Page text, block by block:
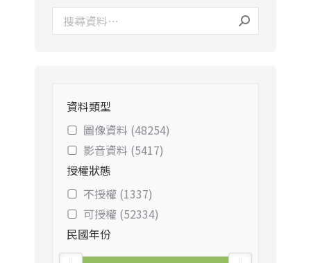
資料類型
圖像資料 (48254)
影音資料 (5417)
授權狀態
不授權 (1337)
可授權 (52334)
民國年份